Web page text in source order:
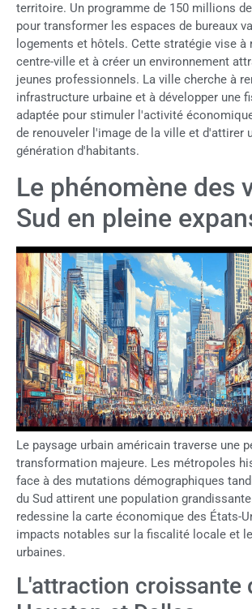
territoire. Un programme de 150 millions
pour transformer les espaces de bureaux
logements et hôtels. Cette stratégie vise à
centre-ville et à créer un environnement
jeunes professionnels. La ville cherche à
infrastructure urbaine et à développer une
adaptée pour stimuler l'activité
de renouveler l'image de la ville et d'attirer
génération d'habitants.
Le phénomène des
Sud en pleine
Le paysage urbain américain traverse une
transformation majeure. Les métropoles
face à des mutations démographiques
du Sud attirent une population
redessine la carte économique des États-
impacts notables sur la fiscalité locale et
urbaines.
L'attraction croissante